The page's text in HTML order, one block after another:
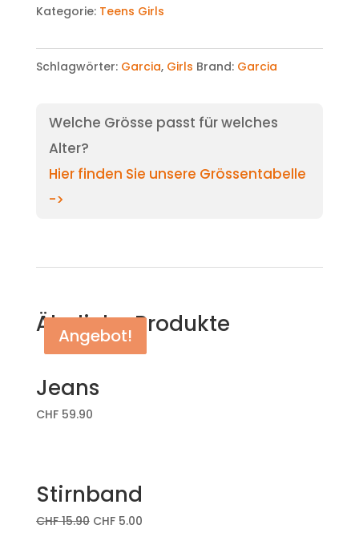
Kategorie: Teens Girls
Schlagwörter: Garcia, Girls Brand: Garcia
Welche Grösse passt für welches
Alter?
Hier finden Sie unsere Grössentabelle
->
Ähnliche Produkte
Jeans
CHF59.90
Angebot!
Stirnband
CHF15.90 CHF5.00
Angebot!